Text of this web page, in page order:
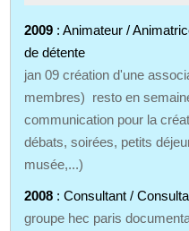
2009 : Animateur /
de détente
jan 09 création d'une
membres) resto en
communication pour la
débats, soirées, petits
musée,...)
2008 : Consultant /
groupe hec paris